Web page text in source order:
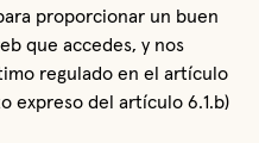
proporcionar un buen
que accedes, y nos
regulado en el artículo
expreso del artículo 6.1.b)